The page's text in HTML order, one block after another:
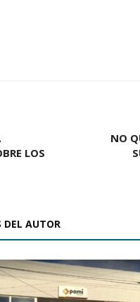
LOS
NO
DEL AUTOR